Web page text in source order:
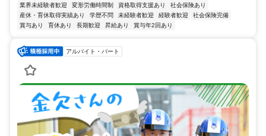
業界未経験者歓迎 変形労働時間制 資格取得支援あり
社会保険あり
産休・育休取得実績あり
学歴不問 未経験者歓迎 経験者歓迎
社会保険完備
賞与あり
育休あり 長期歓迎 昇給あり 賞与年2回あり
アルバイト・パート